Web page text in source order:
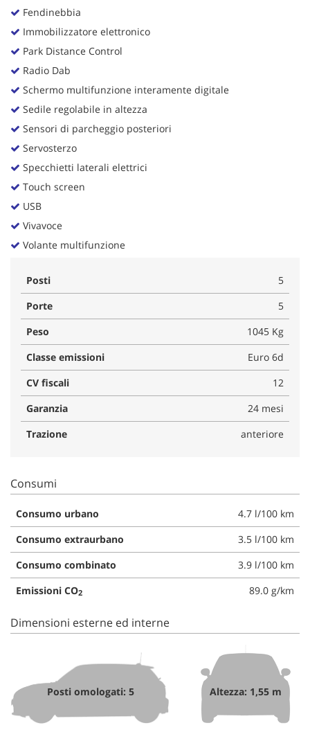
Fendinebbia
Immobilizzatore elettronico
Park Distance Control
Radio Dab
Schermo multifunzione interamente digitale
Sedile regolabile in altezza
Sensori di parcheggio posteriori
Servosterzo
Specchietti laterali elettrici
Touch screen
USB
Vivavoce
Volante multifunzione
Posti
5
Porte
5
Peso
1045 Kg
Classe emissioni
Euro 6d
CV fiscali
12
Garanzia
24 mesi
Trazione
anteriore
Consumi
Consumo urbano
4.7 l/100 km
Consumo extraurbano
3.5 l/100 km
Consumo combinato
3.9 l/100 km
Emissioni CO2 89.0 g/km
Dimensioni esterne ed interne
Posti omologati: 5 Altezza: 1,55 m